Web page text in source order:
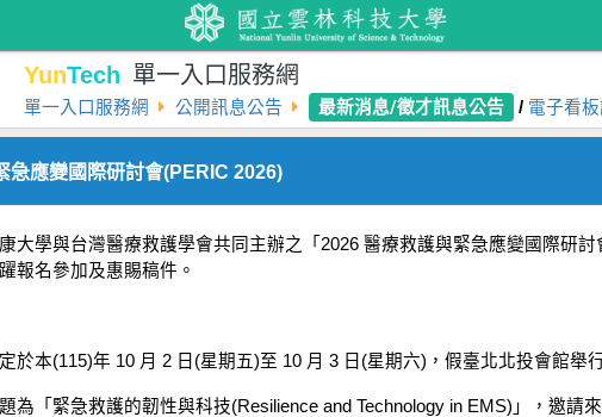
YunTech 單一入口服務網
單一入口服務網 公開訊息公告 最新消息/徵才訊息公告 / 電子看
急應變國際研討會(PERIC 2026)
大學與台灣醫療救護學會共同主辦之「 2026 醫療救護與緊急應變國際研討
報名參加及惠賜稿件。
於本(115)年 10 月 2 日 (星期五)至 10 月 3 日 (星期六) ，假臺北北投會館舉
為「緊急救護的韌性與科技(Resilience and Technology in EMS) 」，邀請